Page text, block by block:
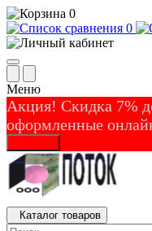
0
0
Меню
Акция! Скидка 7%
оформленные
Каталог товаров